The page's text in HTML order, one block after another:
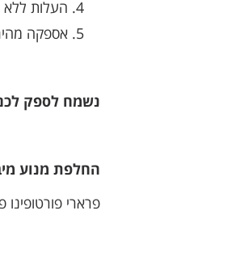
העלות ללא
אספקה
נשמח לספק לכם
החלפת מנוע
פרארי פורטופינו פורטופינו 3.8 טורבו-בנזין